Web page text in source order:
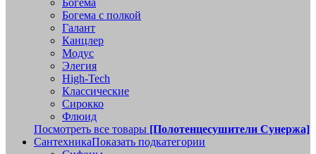
Богема
Богема с полкой
Галант
Канцлер
Модус
Элегия
High-Tech
Классические
Сирокко
Флюид
Посмотреть все товары [Полотенцесушители Сунержа]
СантехникаПоказать подкатегории